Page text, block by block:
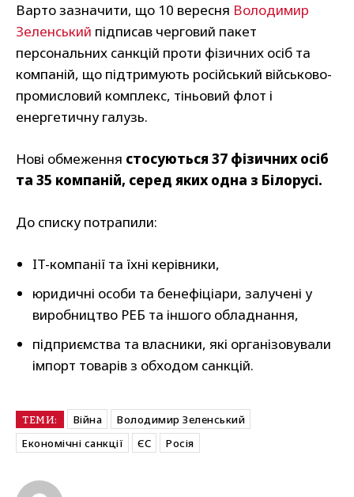
Варто зазначити, що 10 вересня Володимир
Зеленський підписав черговий пакет
персональних санкцій проти фізичних осіб та
компаній, що підтримують російський військово-
промисловий комплекс, тіньовий флот і
енергетичну галузь.
Нові обмеження стосуються 37 фізичних осіб
та 35 компаній, серед яких одна з Білорусі.
До списку потрапили:
IT-компанії та їхні керівники,
юридичні особи та бенефіціари, залучені у
виробництво РЕБ та іншого обладнання,
підприємства та власники, які організовували
імпорт товарів з обходом санкцій.
ТЕМИ: Війна
Володимир Зеленський
Економічні санкції
ЄС Росія